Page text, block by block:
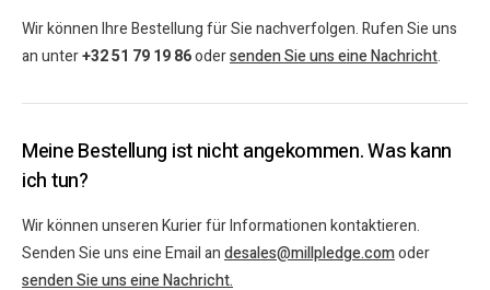
Wir können Ihre Bestellung für Sie nachverfolgen. Rufen Sie uns
an unter+32 51 79 19 86odersenden Sie uns eine Nachricht.
Meine Bestellung ist nicht angekommen. Was kann
ich tun?
Wir können unseren Kurier für Informationen kontaktieren.
Senden Sie uns eine Email andesales@millpledge.comoder
senden Sie uns eine Nachricht.